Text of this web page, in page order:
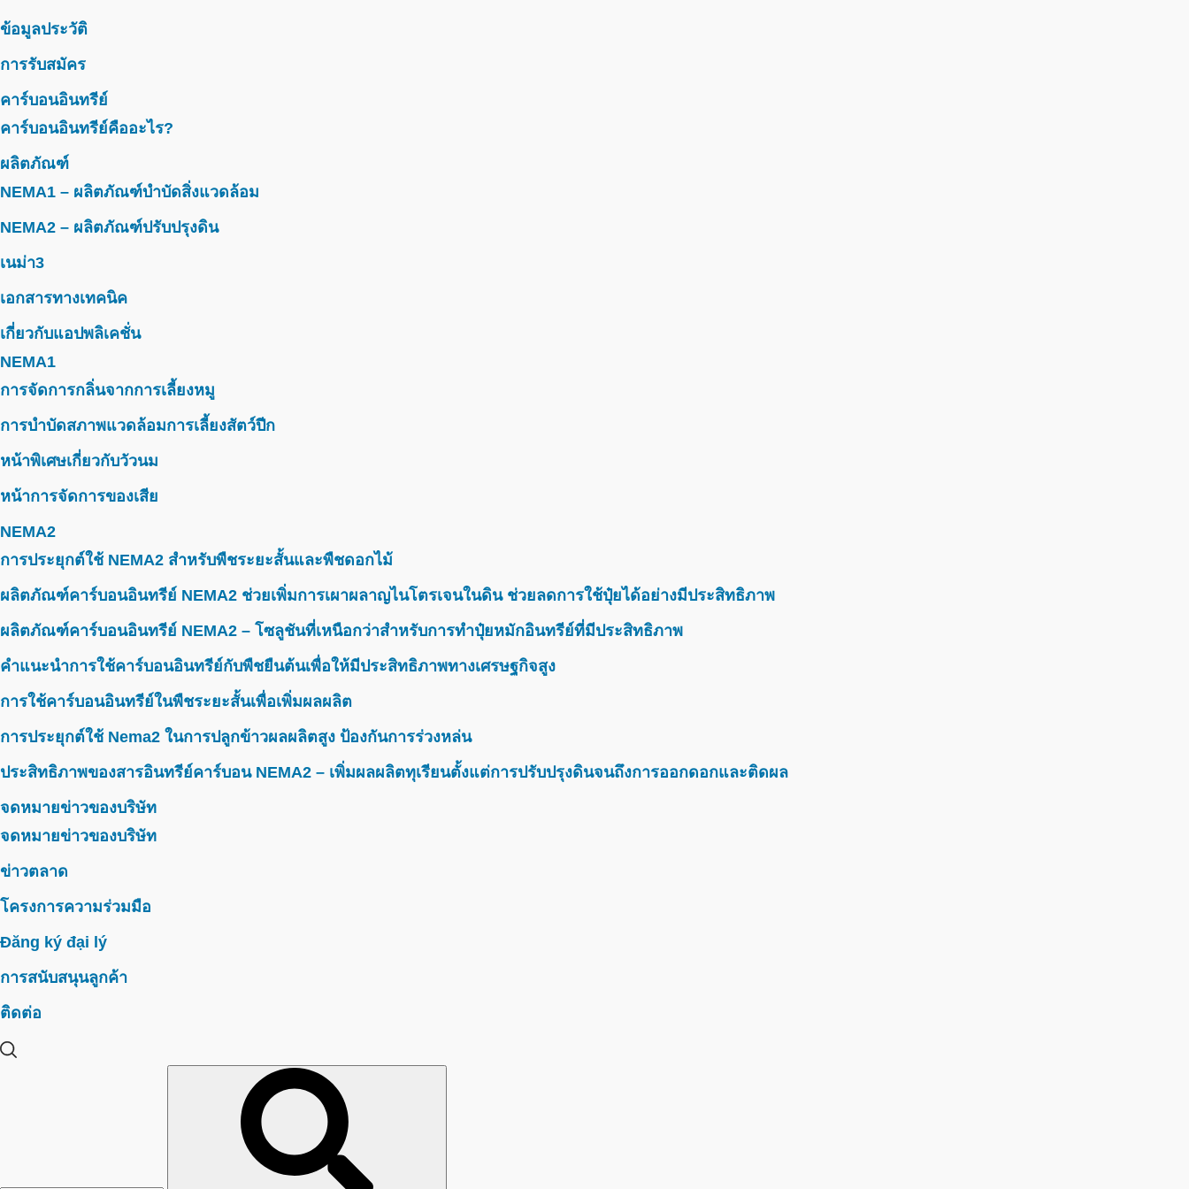
ข้อมูลประวัติ
การรับสมัคร
คาร์บอนอินทรีย์
คาร์บอนอินทรีย์คืออะไร?
ผลิตภัณฑ์
NEMA1 – ผลิตภัณฑ์บำบัดสิ่งแวดล้อม
NEMA2 – ผลิตภัณฑ์ปรับปรุงดิน
เนม่า3
เอกสารทางเทคนิค
เกี่ยวกับแอปพลิเคชั่น
NEMA1
การจัดการกลิ่นจากการเลี้ยงหมู
การบำบัดสภาพแวดล้อมการเลี้ยงสัตว์ปีก
หน้าพิเศษเกี่ยวกับวัวนม
หน้าการจัดการของเสีย
NEMA2
การประยุกต์ใช้ NEMA2 สำหรับพืชระยะสั้นและพืชดอกไม้
ผลิตภัณฑ์คาร์บอนอินทรีย์ NEMA2 ช่วยเพิ่มการเผาผลาญไนโตรเจนในดิน ช่วยลดการใช้ปุ๋ยได้อย่างมีประสิทธิภาพ
ผลิตภัณฑ์คาร์บอนอินทรีย์ NEMA2 – โซลูชันที่เหนือกว่าสำหรับการทำปุ๋ยหมักอินทรีย์ที่มีประสิทธิภาพ
คำแนะนำการใช้คาร์บอนอินทรีย์กับพืชยืนต้นเพื่อให้มีประสิทธิภาพทางเศรษฐกิจสูง
การใช้คาร์บอนอินทรีย์ในพืชระยะสั้นเพื่อเพิ่มผลผลิต
การประยุกต์ใช้ Nema2 ในการปลูกข้าวผลผลิตสูง ป้องกันการร่วงหล่น
ประสิทธิภาพของสารอินทรีย์คาร์บอน NEMA2 – เพิ่มผลผลิตทุเรียนตั้งแต่การปรับปรุงดินจนถึงการออกดอกและติดผล
จดหมายข่าวของบริษัท
จดหมายข่าวของบริษัท
ข่าวตลาด
โครงการความร่วมมือ
Đăng ký đại lý
การสนับสนุนลูกค้า
ติดต่อ